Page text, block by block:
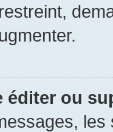
éditer ou